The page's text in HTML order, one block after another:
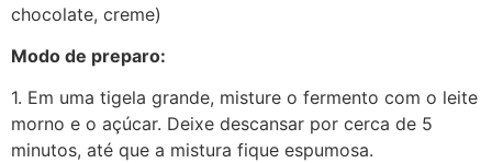
chocolate, creme)
Modo de preparo:
1. Em uma tigela grande, misture o fermento com o leite
morno e o açúcar. Deixe descansar por cerca de 5
minutos, até que a mistura fique espumosa.